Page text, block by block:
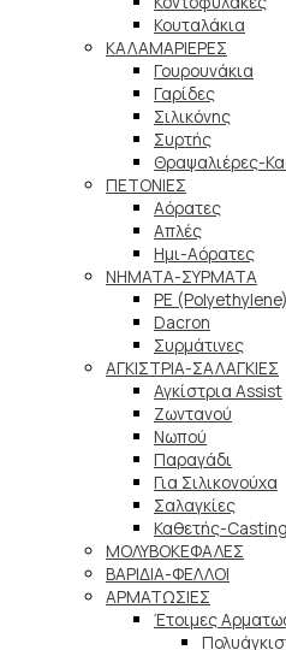
Κουταλάκια
ΚΑΛΑΜΑΡΙΕΡΕΣ
Γουρουνάκια
Γαρίδες
Σιλικόνης
Συρτής
Θραψαλιέρες-
ΠΕΤΟΝΙΕΣ
Αόρατες
Απλές
Ημι-Αόρατες
ΝΗΜΑΤΑ-ΣΥΡΜΑΤΑ
PE (Polyethylene)
Dacron
Συρμάτινες
ΑΓΚΙΣΤΡΙΑ-ΣΑΛΑΓΚΙΕΣ
Αγκίστρια Assist
Ζωντανού
Νωπού
Παραγάδι
Για Σιλικονούχα
Σαλαγκίες
Καθετής-Casting
ΜΟΛΥΒΟΚΕΦΑΛΕΣ
ΒΑΡΙΔΙΑ-ΦΕΛΛΟΙ
ΑΡΜΑΤΩΣΙΕΣ
Έτοιμες